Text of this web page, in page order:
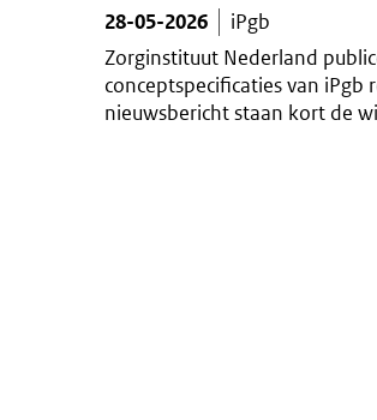
28-05-2026
iPgb
Zorginstituut Nederland
conceptspecificaties van iPgb
nieuwsbericht staan kort de